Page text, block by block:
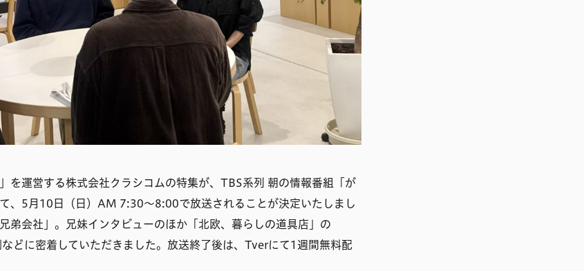
を運営する株式会社クラシコムの特集が、TBS系列 朝の情報番組「が
、5月10日（日）AM 7:30〜8:00で放送されることが決定いたしまし
弟会社」。兄妹インタビューのほか「北欧、暮らしの道具店」の
どに密着していただきました。放送終了後は、Tverにて1週間無料配